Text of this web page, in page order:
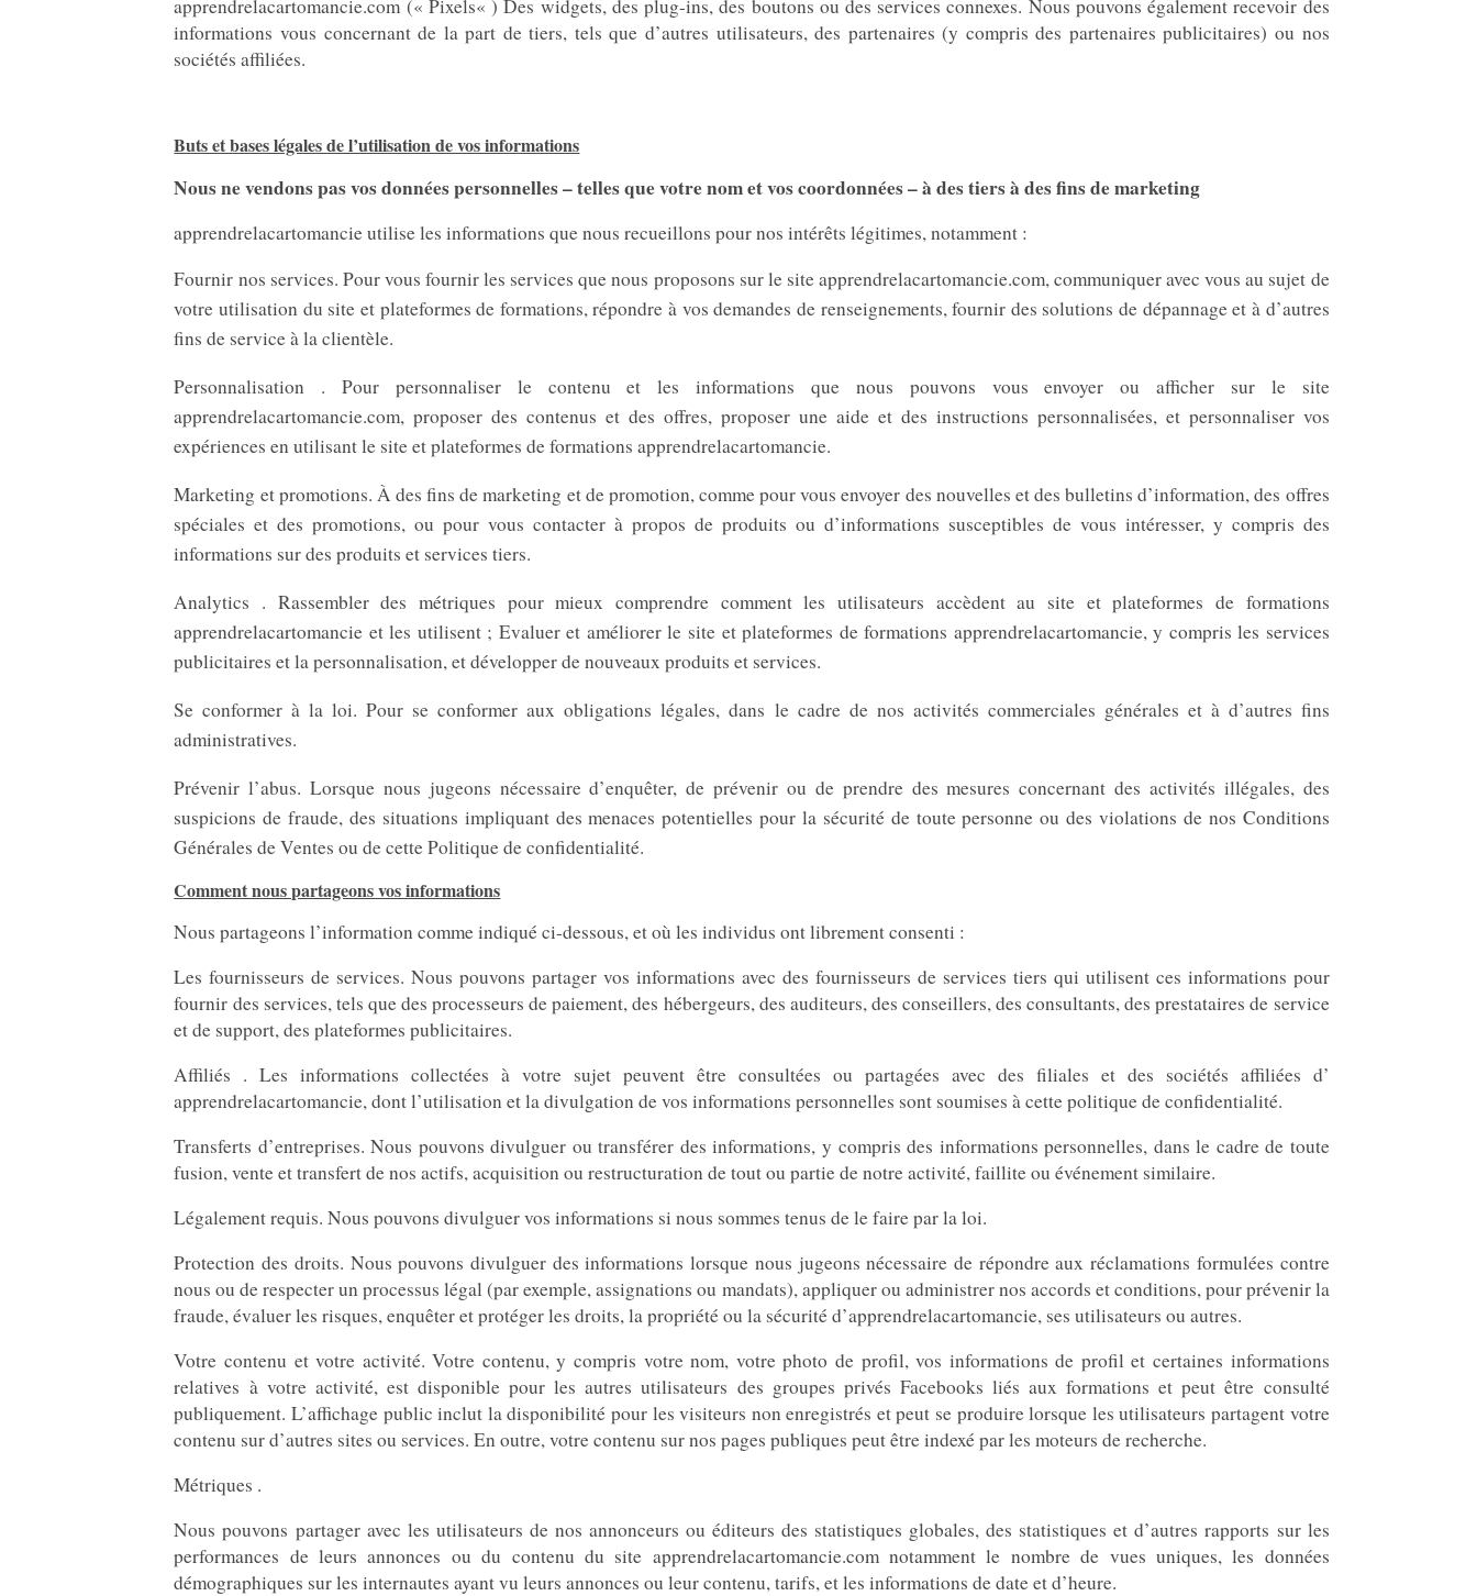
apprendrelacartomancie.com (« Pixels« ) Des widgets, des plug-ins, des boutons ou des services connexes. Nous pouvons également recevoir des
informations vous concernant de la part de tiers, tels que d’autres utilisateurs, des partenaires (y compris des partenaires publicitaires) ou nos
sociétés affiliées.
Buts et bases légales de l’utilisation de vos informations
Nous ne vendons pas vos données personnelles – telles que votre nom et vos coordonnées – à des tiers à des fins de marketing
apprendrelacartomancie utilise les informations que nous recueillons pour nos intérêts légitimes, notamment :
Fournir nos services. Pour vous fournir les services que nous proposons sur le site apprendrelacartomancie.com, communiquer avec vous au sujet de
votre utilisation du site et plateformes de formations, répondre à vos demandes de renseignements, fournir des solutions de dépannage et à d’autres
fins de service à la clientèle.
Personnalisation . Pour personnaliser le contenu et les informations que nous pouvons vous envoyer ou afficher sur le site
apprendrelacartomancie.com, proposer des contenus et des offres, proposer une aide et des instructions personnalisées, et personnaliser vos
expériences en utilisant le site et plateformes de formations apprendrelacartomancie.
Marketing et promotions. À des fins de marketing et de promotion, comme pour vous envoyer des nouvelles et des bulletins d’information, des offres
spéciales et des promotions, ou pour vous contacter à propos de produits ou d’informations susceptibles de vous intéresser, y compris des
informations sur des produits et services tiers.
Analytics . Rassembler des métriques pour mieux comprendre comment les utilisateurs accèdent au site et plateformes de formations
apprendrelacartomancie et les utilisent ; Evaluer et améliorer le site et plateformes de formations apprendrelacartomancie, y compris les services
publicitaires et la personnalisation, et développer de nouveaux produits et services.
Se conformer à la loi. Pour se conformer aux obligations légales, dans le cadre de nos activités commerciales générales et à d’autres fins
administratives.
Prévenir l’abus. Lorsque nous jugeons nécessaire d’enquêter, de prévenir ou de prendre des mesures concernant des activités illégales, des
suspicions de fraude, des situations impliquant des menaces potentielles pour la sécurité de toute personne ou des violations de nos Conditions
Générales de Ventes ou de cette Politique de confidentialité.
Comment nous partageons vos informations
Nous partageons l’information comme indiqué ci-dessous, et où les individus ont librement consenti :
Les fournisseurs de services. Nous pouvons partager vos informations avec des fournisseurs de services tiers qui utilisent ces informations pour
fournir des services, tels que des processeurs de paiement, des hébergeurs, des auditeurs, des conseillers, des consultants, des prestataires de service
et de support, des plateformes publicitaires.
Affiliés . Les informations collectées à votre sujet peuvent être consultées ou partagées avec des filiales et des sociétés affiliées d’
apprendrelacartomancie, dont l’utilisation et la divulgation de vos informations personnelles sont soumises à cette politique de confidentialité.
Transferts d’entreprises. Nous pouvons divulguer ou transférer des informations, y compris des informations personnelles, dans le cadre de toute
fusion, vente et transfert de nos actifs, acquisition ou restructuration de tout ou partie de notre activité, faillite ou événement similaire.
Légalement requis. Nous pouvons divulguer vos informations si nous sommes tenus de le faire par la loi.
Protection des droits. Nous pouvons divulguer des informations lorsque nous jugeons nécessaire de répondre aux réclamations formulées contre
nous ou de respecter un processus légal (par exemple, assignations ou mandats), appliquer ou administrer nos accords et conditions, pour prévenir la
fraude, évaluer les risques, enquêter et protéger les droits, la propriété ou la sécurité d’apprendrelacartomancie, ses utilisateurs ou autres.
Votre contenu et votre activité. Votre contenu, y compris votre nom, votre photo de profil, vos informations de profil et certaines informations
relatives à votre activité, est disponible pour les autres utilisateurs des groupes privés Facebooks liés aux formations et peut être consulté
publiquement. L’affichage public inclut la disponibilité pour les visiteurs non enregistrés et peut se produire lorsque les utilisateurs partagent votre
contenu sur d’autres sites ou services. En outre, votre contenu sur nos pages publiques peut être indexé par les moteurs de recherche.
Métriques .
Nous pouvons partager avec les utilisateurs de nos annonceurs ou éditeurs des statistiques globales, des statistiques et d’autres rapports sur les
performances de leurs annonces ou du contenu du site apprendrelacartomancie.com notamment le nombre de vues uniques, les données
démographiques sur les internautes ayant vu leurs annonces ou leur contenu, tarifs, et les informations de date et d’heure.